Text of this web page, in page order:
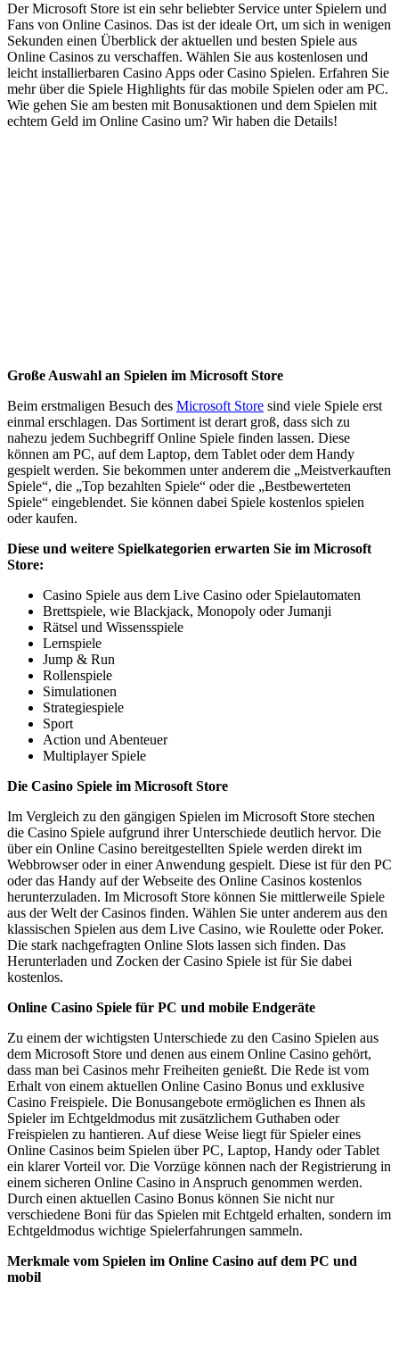
Der Microsoft Store ist ein sehr beliebter Service unter Spielern und
Fans von Online Casinos. Das ist der ideale Ort, um sich in wenigen
Sekunden einen Überblick der aktuellen und besten Spiele aus
Online Casinos zu verschaffen. Wählen Sie aus kostenlosen und
leicht installierbaren Casino Apps oder Casino Spielen. Erfahren Sie
mehr über die Spiele Highlights für das mobile Spielen oder am PC.
Wie gehen Sie am besten mit Bonusaktionen und dem Spielen mit
echtem Geld im Online Casino um? Wir haben die Details!
Große Auswahl an Spielen im Microsoft Store
Beim erstmaligen Besuch des Microsoft Store sind viele Spiele erst
einmal erschlagen. Das Sortiment ist derart groß, dass sich zu
nahezu jedem Suchbegriff Online Spiele finden lassen. Diese
können am PC, auf dem Laptop, dem Tablet oder dem Handy
gespielt werden. Sie bekommen unter anderem die „Meistverkauften
Spiele“, die „Top bezahlten Spiele“ oder die „Bestbewerteten
Spiele“ eingeblendet. Sie können dabei Spiele kostenlos spielen
oder kaufen.
Diese und weitere Spielkategorien erwarten Sie im Microsoft
Store:
Casino Spiele aus dem Live Casino oder Spielautomaten
Brettspiele, wie Blackjack, Monopoly oder Jumanji
Rätsel und Wissensspiele
Lernspiele
Jump & Run
Rollenspiele
Simulationen
Strategiespiele
Sport
Action und Abenteuer
Multiplayer Spiele
Die Casino Spiele im Microsoft Store
Im Vergleich zu den gängigen Spielen im Microsoft Store stechen
die Casino Spiele aufgrund ihrer Unterschiede deutlich hervor. Die
über ein Online Casino bereitgestellten Spiele werden direkt im
Webbrowser oder in einer Anwendung gespielt. Diese ist für den PC
oder das Handy auf der Webseite des Online Casinos kostenlos
herunterzuladen. Im Microsoft Store können Sie mittlerweile Spiele
aus der Welt der Casinos finden. Wählen Sie unter anderem aus den
klassischen Spielen aus dem Live Casino, wie Roulette oder Poker.
Die stark nachgefragten Online Slots lassen sich finden. Das
Herunterladen und Zocken der Casino Spiele ist für Sie dabei
kostenlos.
Online Casino Spiele für PC und mobile Endgeräte
Zu einem der wichtigsten Unterschiede zu den Casino Spielen aus
dem Microsoft Store und denen aus einem Online Casino gehört,
dass man bei Casinos mehr Freiheiten genießt. Die Rede ist vom
Erhalt von einem aktuellen Online Casino Bonus und exklusive
Casino Freispiele. Die Bonusangebote ermöglichen es Ihnen als
Spieler im Echtgeldmodus mit zusätzlichem Guthaben oder
Freispielen zu hantieren. Auf diese Weise liegt für Spieler eines
Online Casinos beim Spielen über PC, Laptop, Handy oder Tablet
ein klarer Vorteil vor. Die Vorzüge können nach der Registrierung in
einem sicheren Online Casino in Anspruch genommen werden.
Durch einen aktuellen Casino Bonus können Sie nicht nur
verschiedene Boni für das Spielen mit Echtgeld erhalten, sondern im
Echtgeldmodus wichtige Spielerfahrungen sammeln.
Merkmale vom Spielen im Online Casino auf dem PC und
mobil